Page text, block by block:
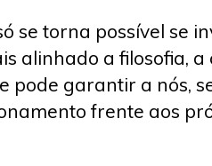
se torna possível se
alinhado a filosofia, a
pode garantir a nós,
frente aos